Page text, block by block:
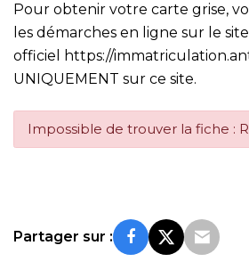
Pour obtenir votre carte grise,
les démarches en ligne sur le site
officiel
https://
UNIQUEMENT sur ce site.
Impossible de trouver la fiche :
Partager sur :